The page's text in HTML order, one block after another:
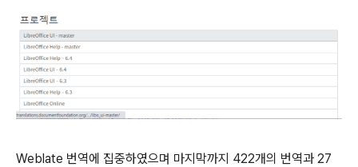
Weblate 번역에 집중하였으며 마지막까지 422개의 번역과 27